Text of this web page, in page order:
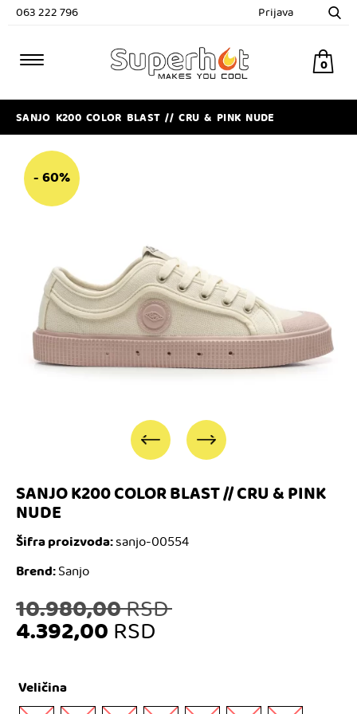
063 222 796 Prijava
SANJO K200 COLOR BLAST // CRU & PINK NUDE
- 60%
SANJO K200 COLOR BLAST // CRU & PINK
NUDE
Šifra proizvoda:sanjo-00554
Brend:Sanjo
10.980,00RSDOriginalna
4.392,00RSD
cena
Veličina
0